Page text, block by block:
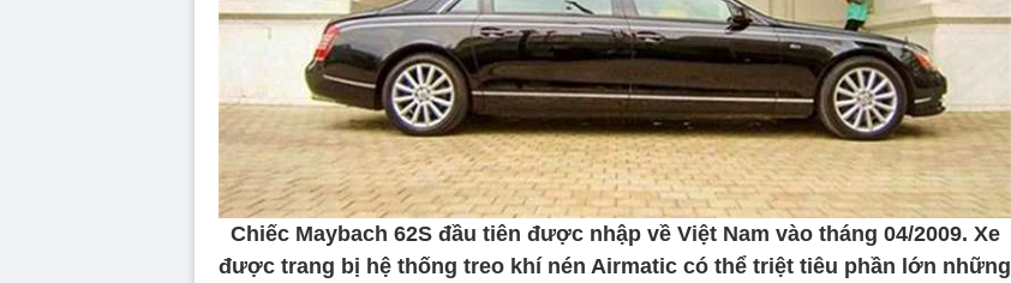
Chiếc Maybach 62S đầu tiên được nhập về Việt Nam vào tháng 04/2009. Xe
được trang bị hệ thống treo khí nén Airmatic có thể triệt tiêu phần lớn những